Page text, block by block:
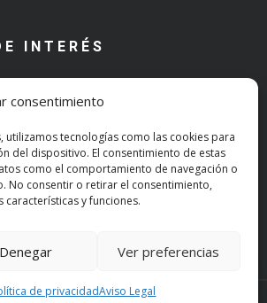
consentimiento
utilizamos tecnologías como las cookies para
del dispositivo. El consentimiento de estas
como el comportamiento de navegación o
No consentir o retirar el consentimiento,
y funciones.
Denegar Ver preferencias
de privacidadAviso Legal
INTERÉS
de uso